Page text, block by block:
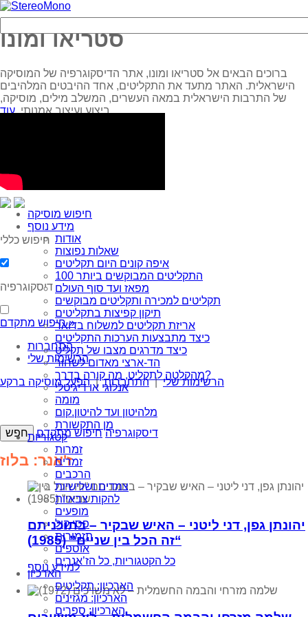
סטריאו ומונו
ברוכים הבאים אל סטריאו ומונו, אתר הדיסקוגרפיה של המוסיקה
הישראלית. האתר מתעד את התקליטים, אחד ההיבטים המלהיבים
של התרבות הישראלית במאה העשרים, המשלב מילים, מוסיקה,
ביצוע ועיצוב אמנותי.עוד...
חיפוש מוסיקה
מידע נוסף
אודות
שאלות נפוצות
איפה קונים היום תקליטים
100 התקליטים המבוקשים ביותר
מפאז ועד סוף העולם
תקליטים למכירה ותקליטים מבוקשים
תיקון קפיצות בתקליטים
אריזת תקליטים למשלוח בדואר
כיצד מתבצעות הערכות התקליטים
כיצד מדרגים מצבו של תקליט
הד-ארצי מאדום לשחור
מהקלטה לתקליט, מה קורה בדרך?
אנלוגי או דיגיטלי
מומה
מלהיטון ועד להיטון.קום
מן התקשורת
קטגוריות
זמרות
זמרים
הרכבים
צמדים ושלישיות
להקות צבאיות
מופעים
פסי קול
תזמורות
אוספים
כל הקטגוריות, כל הז’אנרים
הארכיון
הארכיון: תקליטים
הארכיון: מגזינים
הארכיון: ספרים
חיפוש כללי
דיסקוגרפיה
חיפוש מתקדם »
התחברות
הרשימות שלי
הרשימות שלי|התחברות|הפעל מוסיקה ברקע
דיסקוגרפיה חיפוש מתקדם
ז'אנר: בלוז
יהונתן גפן, דני ליטני – האיש שבקיר – בתוכניתם
“זה הכל בין שניים” (1985)
למידע נוסף